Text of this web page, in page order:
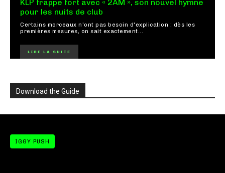
KLP frappe fort avec « 2AM », son nouvel hymne
pour les nuits de club
Certains morceaux n'ont pas besoin d'explication : dès les
premières mesures, on sait exactement...
LIRE LA SUITE
Download the Guide
IGGY PUSH